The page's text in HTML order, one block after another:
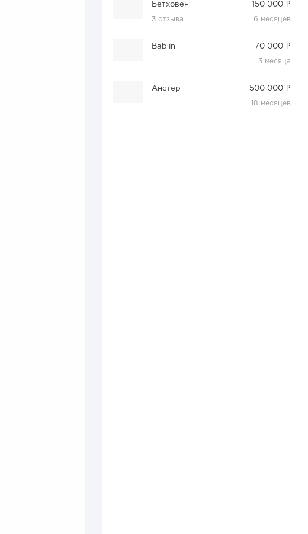
Бетховен
3 отзыва
150 000 ₽
6 месяцев
Bab'in 70 000 ₽
3 месяца
Анстер 500 000 ₽
18 месяцев